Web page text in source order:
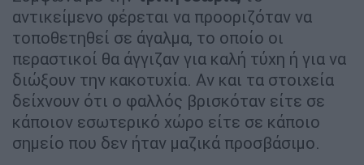
αντικείμενο φέρεται να προοριζόταν να
τοποθετηθεί σε άγαλμα, το οποίο οι
περαστικοί θα άγγιζαν για καλή τύχη ή για να
διώξουν την κακοτυχία. Αν και τα στοιχεία
δείχνουν ότι ο φαλλός βρισκόταν είτε σε
κάποιον εσωτερικό χώρο είτε σε κάποιο
σημείο που δεν ήταν μαζικά προσβάσιμο.